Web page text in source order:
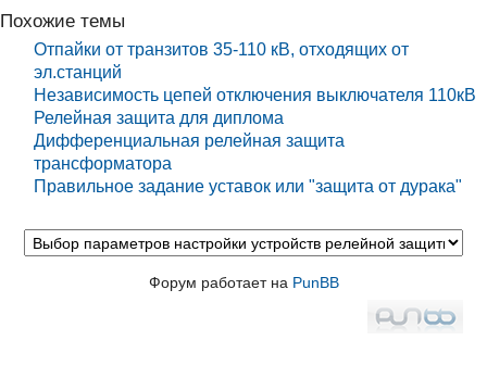
Похожие темы
Отпайки от транзитов 35-110 кВ, отходящих от
эл.станций
Независимость цепей отключения выключателя 110кВ
Релейная защита для диплома
Дифференциальная релейная защита
трансформатора
Правильное задание уставок или "защита от дурака"
Форум работает на PunBB